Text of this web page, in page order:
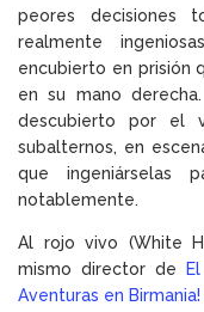
peores decisiones
realmente
encubierto en prisión
en su mano
descubierto por el
subalternos, en
que ingeniárselas
notablemente.
Al rojo vivo (White
mismo director de
Aventuras en